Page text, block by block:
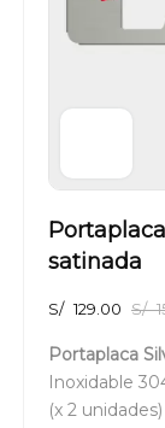
satinada
S/
S/ 129.00
Portaplaca
Inoxidable
(x 2 unidades)